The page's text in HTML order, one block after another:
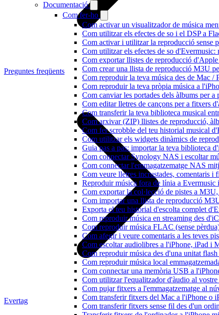
Documentació
Com fer-ho
Com activar un visualitzador de música
Com utilitzar els efectes de so i el DSP a
Com activar i utilitzar la reproducció sense
Com utilitzar els efectes de so
Com exportar llistes de reproducció
Com crear una llista de reproducció M3U
Com reproduir la teva música des de
Com reproduir la teva pròpia música a
Com canviar les portades dels àlbums per
Com editar lletres de cançons per a fitxers
Com transferir la teva biblioteca musical
Com arxivar (ZIP) llistes de reproducció,
Com fer scrobble del teu historial musical
Com utilitzar els widgets dinàmics de
Guia pas a pas: importar la teva biblioteca
Com connectar Synology NAS i escoltar
Com connectar l'emmagatzematge NAS
Com veure lletres incrustades, comentaris
Reproduir música fora de línia a
Com exportar la col·lecció de pistes a
Com importar una llista de reproducció
Exporta el teu historial d'escolta complet
Com reproduir música en streaming des
Com reproduir música FLAC (sense
Com afegir i veure comentaris a les teves
Com escoltar audiolibres a l'iPhone, iPad i
Com reproduir música des d'una unitat
Com reproduir música local
Com connectar una memòria USB a
Com utilitzar l'equalitzador d'àudio al
Com pujar fitxers a l'emmagatzematge al
Com transferir fitxers del Mac a l'iPhone o
Com transferir fitxers sense fil des d'un
Preguntes freqüents
Evertag